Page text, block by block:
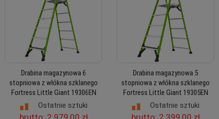
Drabina magazynowa 6
stopniowa z włókna szklanego
Fortress Little Giant 19306EN
Ostatnie sztuki
Drabina magazynowa 5
stopniowa z włókna szklanego
Fortress Little Giant 19305EN
Ostatnie sztuki